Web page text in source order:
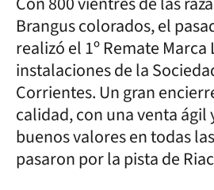
Brangus colorados, el
realizó el 1º Remate
instalaciones de la
Corrientes. Un gran
calidad, con una venta ágil
buenos valores en todas
pasaron por la pista de